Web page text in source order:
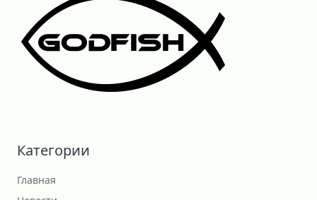
Категории
Главная